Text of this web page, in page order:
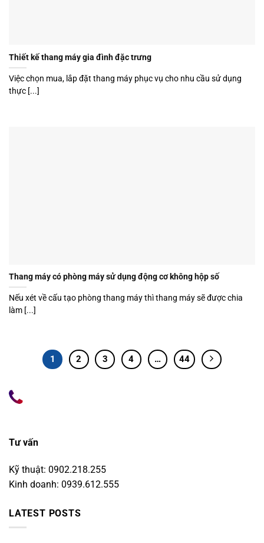
Thiết kế thang máy gia đình đặc trưng
Việc chọn mua, lắp đặt thang máy phục vụ cho nhu cầu sử dụng
thực [...]
Thang máy có phòng máy sử dụng động cơ không hộp số
Nếu xét về cấu tạo phòng thang máy thì thang máy sẽ được chia
làm [...]
1 2 3 4 … 44
Tư vấn
Kỹ thuật: 0902.218.255
Kinh doanh: 0939.612.555
LATEST POSTS